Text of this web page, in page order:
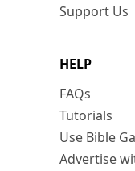
Support Us
HELP
FAQs
Tutorials
Use Bible
Advertise